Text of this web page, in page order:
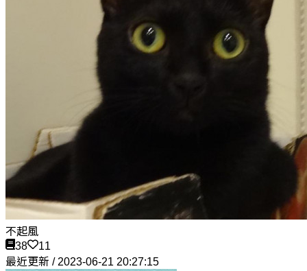
不起風
38
11
最近更新 / 2023-06-21 20:27:15